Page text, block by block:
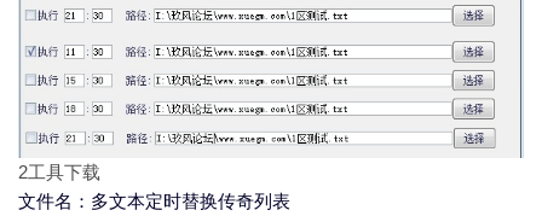
2工具下载
文件名：多文本定时替换传奇列表